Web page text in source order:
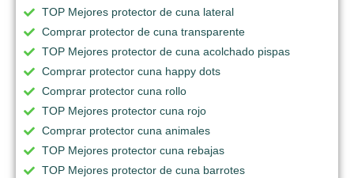
TOP Mejores protector de cuna lateral
Comprar protector de cuna transparente
TOP Mejores protector de cuna acolchado pispas
Comprar protector cuna happy dots
Comprar protector cuna rollo
TOP Mejores protector cuna rojo
Comprar protector cuna animales
TOP Mejores protector cuna rebajas
TOP Mejores protector de cuna barrotes